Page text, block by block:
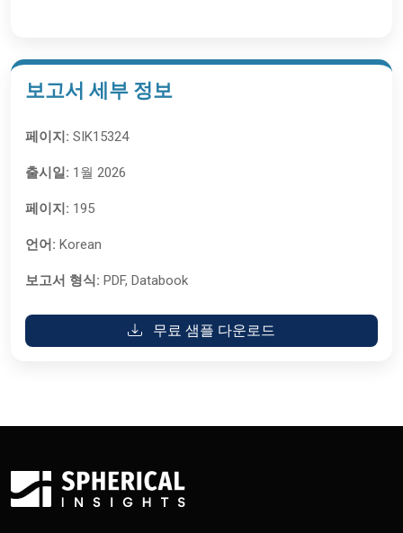
보고서 세부 정보
페이지: SIK15324
출시일: 1월 2026
페이지: 195
언어: Korean
보고서 형식: PDF, Databook
무료 샘플 다운로드